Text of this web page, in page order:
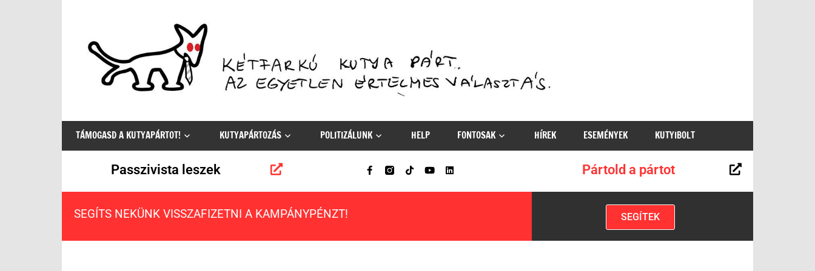
egyetlen
értelmes
választás
TÁMOGASD A KUTYAPÁRTOT! KUTYAPÁRTOZÁS POLITIZÁLUNK HELP FONTOSAK HÍREK ESEMÉNYEK KUTYIBOLT
Passzivista leszek Pártold a pártot
SEGÍTS NEKÜNK VISSZAFIZETNI A KAMPÁNYPÉNZT! SEGÍTEK